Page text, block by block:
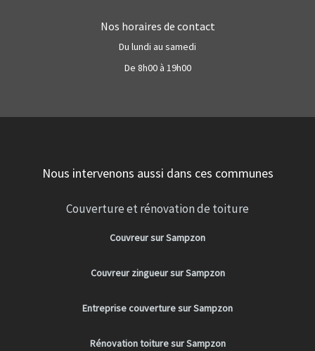
Nos horaires de contact
Du lundi au samedi
De 8h00 à 19h00
Nous intervenons aussi dans ces communes
Couverture et rénovation de toiture
Couvreur sur Sampzon
Couvreur zingueur sur Sampzon
Entreprise couverture sur Sampzon
Rénovation toiture sur Sampzon